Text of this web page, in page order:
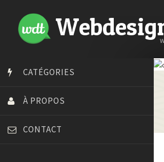
CATÉGORIES
À PROPOS
CONTACT